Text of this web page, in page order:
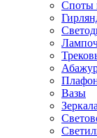
Споты
Вазы